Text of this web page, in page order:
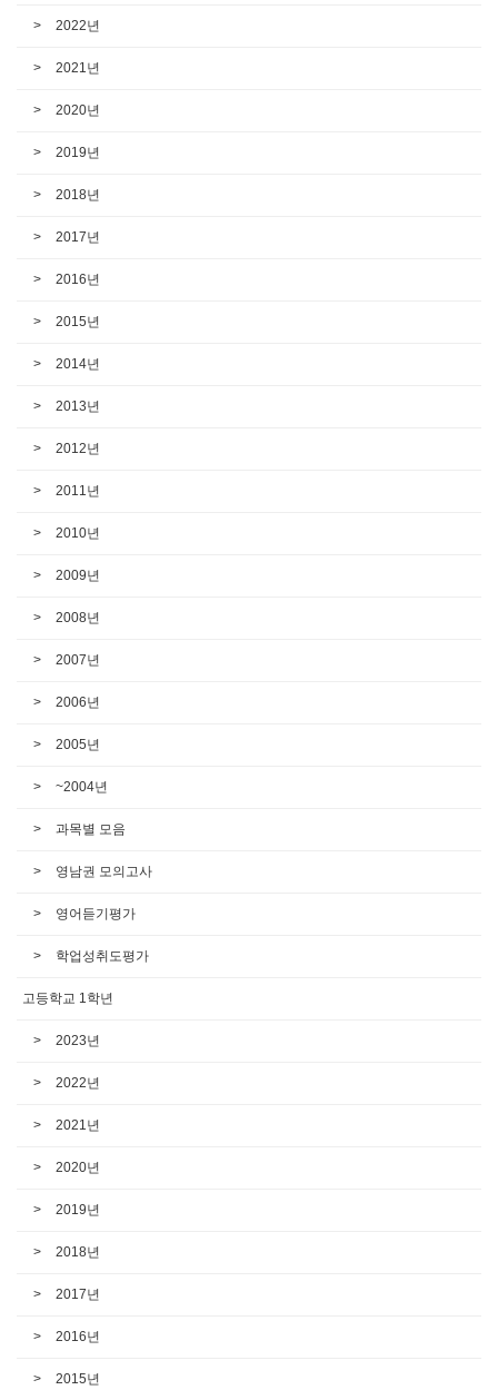
2022년
2021년
2020년
2019년
2018년
2017년
2016년
2015년
2014년
2013년
2012년
2011년
2010년
2009년
2008년
2007년
2006년
2005년
~2004년
과목별 모음
영남권 모의고사
영어듣기평가
학업성취도평가
고등학교 1학년
2023년
2022년
2021년
2020년
2019년
2018년
2017년
2016년
2015년